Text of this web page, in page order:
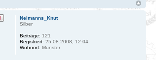
Neimanns_Knut
Silber
Beiträge: 121
Registriert: 25.08.2008, 12:04
Wohnort: Munster